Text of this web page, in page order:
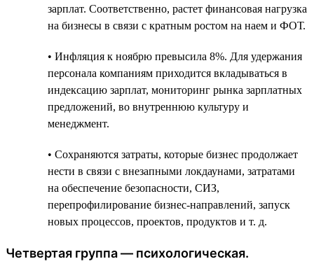
зарплат. Соответственно, растет финансовая нагрузка
на бизнесы в связи с кратным ростом на наем и ФОТ.
• Инфляция к ноябрю превысила 8%. Для удержания
персонала компаниям приходится вкладываться в
индексацию зарплат, мониторинг рынка зарплатных
предложений, во внутреннюю культуру и
менеджмент.
• Сохраняются затраты, которые бизнес продолжает
нести в связи c внезапными локдаунами, затратами
на обеспечение безопасности, СИЗ,
перепрофилирование бизнес-направлений, запуск
новых процессов, проектов, продуктов и т. д.
Четвертая группа — психологическая.